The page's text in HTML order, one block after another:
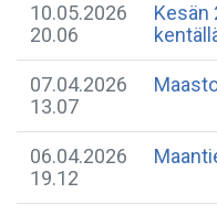
10.05.2026
20.06
Kesän
07.04.2026
13.07
06.04.2026
19.12